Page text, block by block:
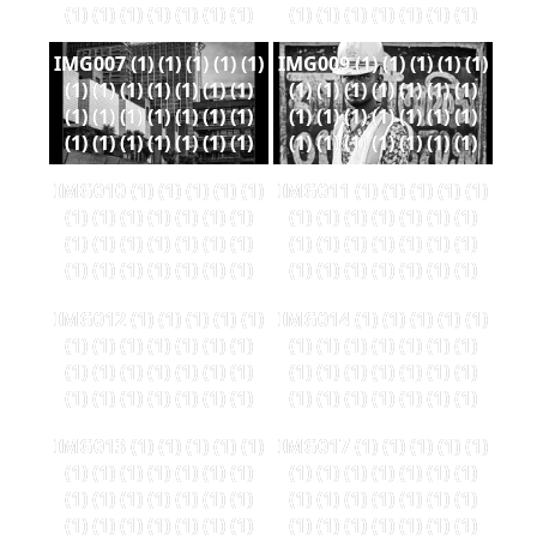
(1) (1) (1) (1) (1) (1) (1)
(1) (1) (1) (1) (1) (1) (1)
IMG007 (1) (1) (1) (1) (1)
(1) (1) (1) (1) (1) (1) (1)
(1) (1) (1) (1) (1) (1) (1)
(1) (1) (1) (1) (1) (1) (1)
IMG009 (1) (1) (1) (1) (1)
(1) (1) (1) (1) (1) (1) (1)
(1) (1) (1) (1) (1) (1) (1)
(1) (1) (1) (1) (1) (1) (1)
IMG010 (1) (1) (1) (1) (1)
(1) (1) (1) (1) (1) (1) (1)
(1) (1) (1) (1) (1) (1) (1)
(1) (1) (1) (1) (1) (1) (1)
IMG011 (1) (1) (1) (1) (1)
(1) (1) (1) (1) (1) (1) (1)
(1) (1) (1) (1) (1) (1) (1)
(1) (1) (1) (1) (1) (1) (1)
IMG012 (1) (1) (1) (1) (1)
(1) (1) (1) (1) (1) (1) (1)
(1) (1) (1) (1) (1) (1) (1)
(1) (1) (1) (1) (1) (1) (1)
IMG014 (1) (1) (1) (1) (1)
(1) (1) (1) (1) (1) (1) (1)
(1) (1) (1) (1) (1) (1) (1)
(1) (1) (1) (1) (1) (1) (1)
IMG013 (1) (1) (1) (1) (1)
(1) (1) (1) (1) (1) (1) (1)
(1) (1) (1) (1) (1) (1) (1)
(1) (1) (1) (1) (1) (1) (1)
IMG017 (1) (1) (1) (1) (1)
(1) (1) (1) (1) (1) (1) (1)
(1) (1) (1) (1) (1) (1) (1)
(1) (1) (1) (1) (1) (1) (1)